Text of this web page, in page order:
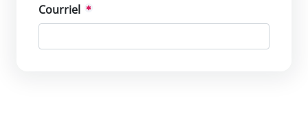
Courriel